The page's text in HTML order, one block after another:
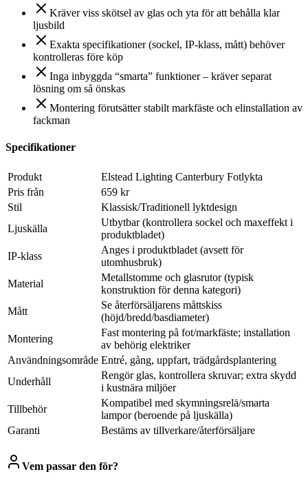
Kräver viss skötsel av glas och yta för att behålla klar
ljusbild
Exakta specifikationer (sockel, IP-klass, mått) behöver
kontrolleras före köp
Inga inbyggda “smarta” funktioner – kräver separat
lösning om så önskas
Montering förutsätter stabilt markfäste och elinstallation av
fackman
Specifikationer
Produkt
Elstead Lighting Canterbury Fotlykta
Pris från
659 kr
Stil
Klassisk/Traditionell lyktdesign
Ljuskälla
Utbytbar (kontrollera sockel och maxeffekt i
produktbladet)
IP-klass
Anges i produktbladet (avsett för
utomhusbruk)
Material
Metallstomme och glasrutor (typisk
konstruktion för denna kategori)
Mått
Se återförsäljarens måttskiss
(höjd/bredd/basdiameter)
Montering
Fast montering på fot/markfäste; installation
av behörig elektriker
Användningsområde Entré, gång, uppfart, trädgårdsplantering
Underhåll
Rengör glas, kontrollera skruvar; extra skydd
i kustnära miljöer
Tillbehör
Kompatibel med skymningsrelä/smarta
lampor (beroende på ljuskälla)
Garanti
Bestäms av tillverkare/återförsäljare
Vem passar den för?